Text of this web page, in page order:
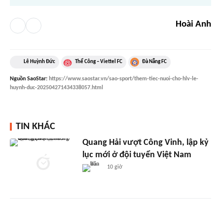
Hoài Anh
Lê Huỳnh Đức Thể Công – Viettel FC Đà Nẵng FC
Nguồn SaoStar: https://www.saostar.vn/sao-sport/them-tiec-nuoi-cho-hlv-le-
huynh-duc-202504271434338057.html
TIN KHÁC
Quang Hải vượt Công Vinh, lập kỷ
lục mới ở đội tuyển Việt Nam
10 giờ